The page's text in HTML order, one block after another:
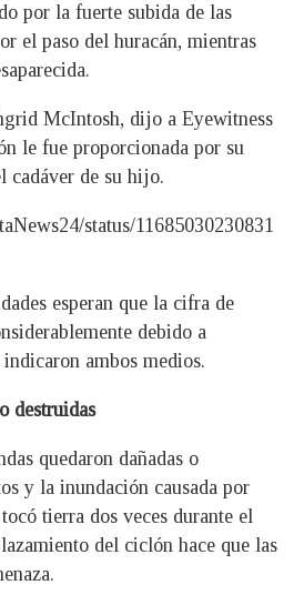
por la fuerte subida de las
el paso del huracán, mientras
McIntosh, dijo a Eyewitness
le fue proporcionada por su
cadáver de su hijo.
status/11685030230831
esperan que la cifra de
debido a
ambos medios.
destruidas
quedaron dañadas o
y la inundación causada por
tierra dos veces durante el
del ciclón hace que las